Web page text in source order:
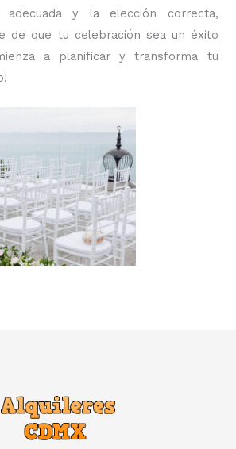
adecuada y la elección correcta,
de que tu celebración sea un éxito
a planificar y transforma tu